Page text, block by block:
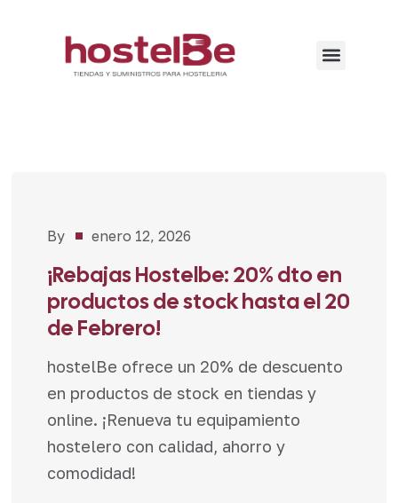
Noticias,
Novedades,
Promociones
By enero 12, 2026
¡Rebajas Hostelbe: 20% dto en
productos de stock hasta el 20
de Febrero!
hostelBe ofrece un 20% de descuento
en productos de stock en tiendas y
online. ¡Renueva tu equipamiento
hostelero con calidad, ahorro y
comodidad!